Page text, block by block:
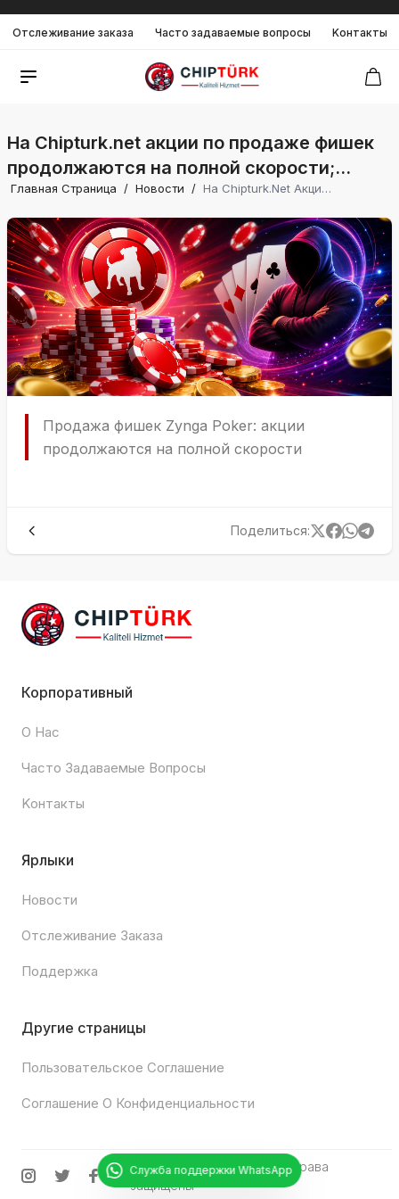
Отслеживание заказа Часто задаваемые вопросы Kонтакты
На Chipturk.net акции по продаже фишек
продолжаются на полной скорости;
желающие купить фишки Zynga Poker
получают обслуживание 24/7 без
перерывов.
Главная Страница / Новости / На Chipturk.net Акции По Продаже Фишек Продолжаются На Полной Скорости; Желающие Купить Фишки Zynga Poker Получают Обслуживание 24/7 Без Перерывов.
Продажа фишек Zynga Poker: акции
продолжаются на полной скорости
Поделиться:
Корпоративный
О Нас
Часто Задаваемые Вопросы
Kонтакты
Ярлыки
Новости
Отслеживание Заказа
Поддержка
Другие страницы
Пользовательское Соглашение
Соглашение О Конфиденциальности
© 2025 Chipturk.net •Все права
защищены
Служба поддержки WhatsApp